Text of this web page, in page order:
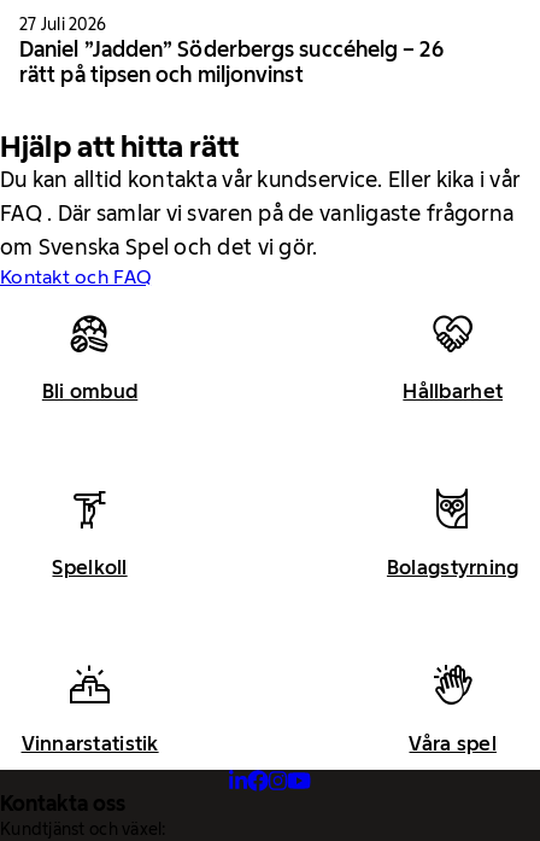
27 Juli 2026
Daniel ”Jadden” Söderbergs succéhelg – 26
rätt på tipsen och miljonvinst
Hjälp att hitta rätt
Du kan alltid kontakta vår kundservice. Eller kika i vår
FAQ . Där samlar vi svaren på de vanligaste frågorna
om Svenska Spel och det vi gör.
Kontakt och FAQ
Bli ombud Hållbarhet
Spelkoll Bolagstyrning
Vinnarstatistik Våra spel
Kontakta oss
Kundtjänst och växel: